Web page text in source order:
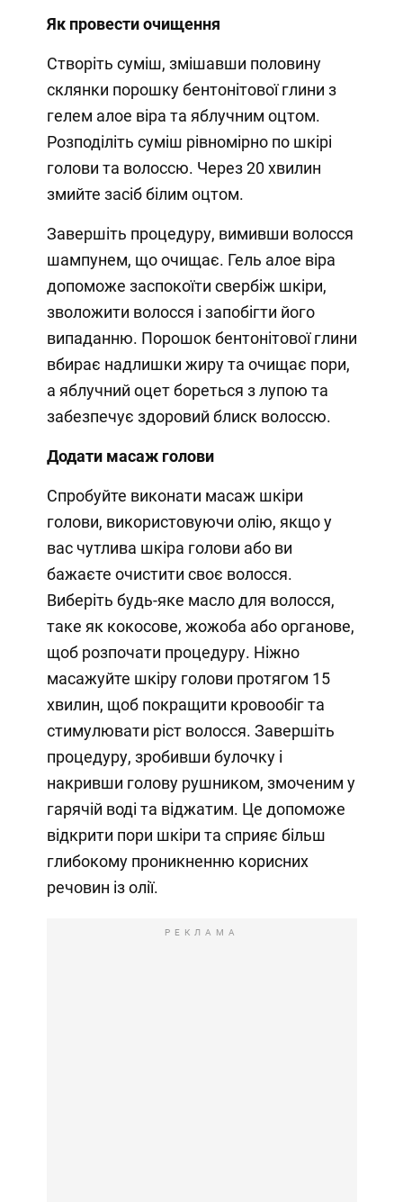
Як провести очищення
Створіть суміш, змішавши половину
склянки порошку бентонітової глини з
гелем алое віра та яблучним оцтом.
Розподіліть суміш рівномірно по шкірі
голови та волоссю. Через 20 хвилин
змийте засіб білим оцтом.
Завершіть процедуру, вимивши волосся
шампунем, що очищає. Гель алое віра
допоможе заспокоїти свербіж шкіри,
зволожити волосся і запобігти його
випаданню. Порошок бентонітової глини
вбирає надлишки жиру та очищає пори,
а яблучний оцет бореться з лупою та
забезпечує здоровий блиск волоссю.
Додати масаж голови
Спробуйте виконати масаж шкіри
голови, використовуючи олію, якщо у
вас чутлива шкіра голови або ви
бажаєте очистити своє волосся.
Виберіть будь-яке масло для волосся,
таке як кокосове, жожоба або органове,
щоб розпочати процедуру. Ніжно
масажуйте шкіру голови протягом 15
хвилин, щоб покращити кровообіг та
стимулювати ріст волосся. Завершіть
процедуру, зробивши булочку і
накривши голову рушником, змоченим у
гарячій воді та віджатим. Це допоможе
відкрити пори шкіри та сприяє більш
глибокому проникненню корисних
речовин із олії.
РЕКЛАМА